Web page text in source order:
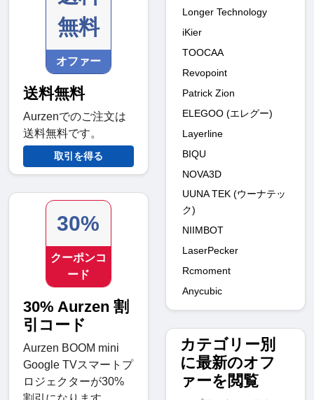
無料
オファー
送料無料
Aurzenでのご注文は
送料無料です。
取引を得る
30%
クーポンコ
ード
30% Aurzen 割
引コード
Aurzen BOOM mini
Google TVスマートプ
ロジェクターが30%
Longer Technology
iKier
TOOCAA
Revopoint
Patrick Zion
ELEGOO (エレグー)
Layerline
BIQU
NOVA3D
UUNA TEK (ウーナテッ
ク)
NIIMBOT
LaserPecker
Rcmoment
Anycubic
カテゴリー別
に最新のオフ
ァーを閲覧